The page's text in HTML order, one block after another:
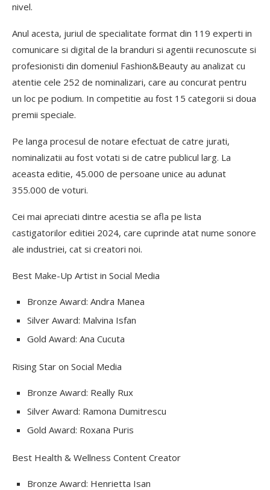
nivel.
Anul acesta, juriul de specialitate format din 119 experti in
comunicare si digital de la branduri si agentii recunoscute si
profesionisti din domeniul Fashion&Beauty au analizat cu
atentie cele 252 de nominalizari, care au concurat pentru
un loc pe podium. In competitie au fost 15 categorii si doua
premii speciale.
Pe langa procesul de notare efectuat de catre jurati,
nominalizatii au fost votati si de catre publicul larg. La
aceasta editie, 45.000 de persoane unice au adunat
355.000 de voturi.
Cei mai apreciati dintre acestia se afla pe lista
castigatorilor editiei 2024, care cuprinde atat nume sonore
ale industriei, cat si creatori noi.
Best Make-Up Artist in Social Media
Bronze Award: Andra Manea
Silver Award: Malvina Isfan
Gold Award: Ana Cucuta
Rising Star on Social Media
Bronze Award: Really Rux
Silver Award: Ramona Dumitrescu
Gold Award: Roxana Puris
Best Health & Wellness Content Creator
Bronze Award: Henrietta Isan